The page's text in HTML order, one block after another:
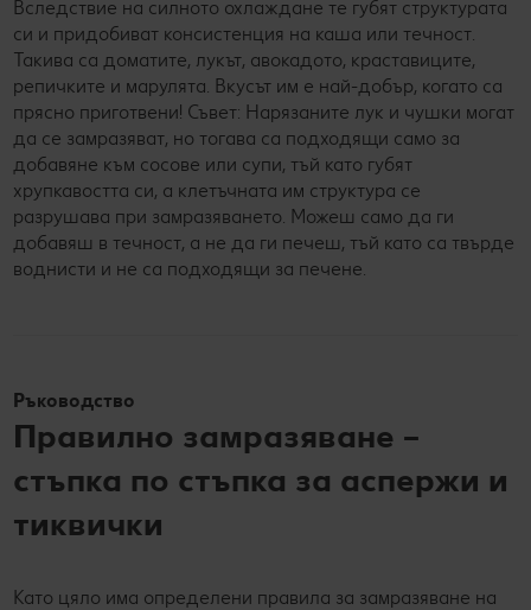
Вследствие на силното охлаждане те губят структурата
си и придобиват консистенция на каша или течност.
Такива са доматите, лукът, авокадото, краставиците,
репичките и марулята. Вкусът им е най-добър, когато са
прясно приготвени! Съвет: Нарязаните лук и чушки могат
да се замразяват, но тогава са подходящи само за
добавяне към сосове или супи, тъй като губят
хрупкавостта си, а клетъчната им структура се
разрушава при замразяването. Можеш само да ги
добавяш в течност, а не да ги печеш, тъй като са твърде
воднисти и не са подходящи за печене.
Ръководство
Правилно замразяване –
стъпка по стъпка за аспержи и
тиквички
Като цяло има определени правила за замразяване на